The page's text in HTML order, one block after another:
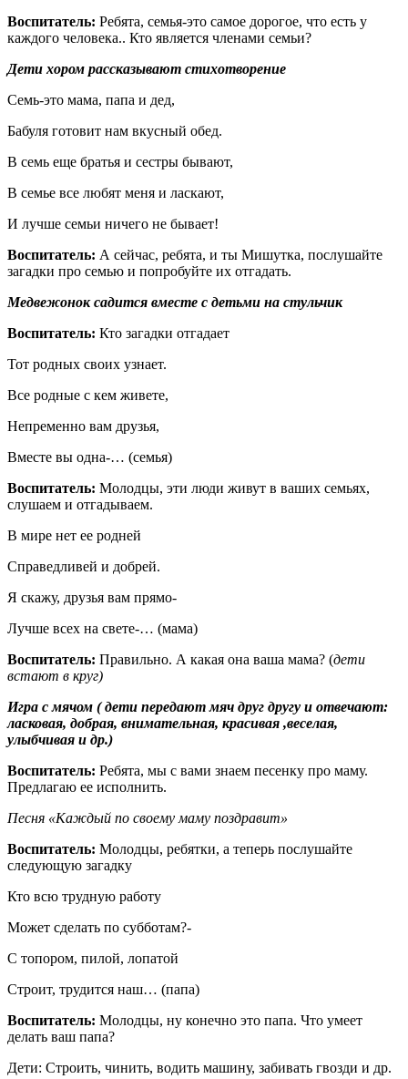
Воспитатель: Ребята, семья-это самое дорогое, что есть у
каждого человека.. Кто является членами семьи?
Дети хором рассказывают стихотворение
Семь-это мама, папа и дед,
Бабуля готовит нам вкусный обед.
В семь еще братья и сестры бывают,
В семье все любят меня и ласкают,
И лучше семьи ничего не бывает!
Воспитатель: А сейчас, ребята, и ты Мишутка, послушайте
загадки про семью и попробуйте их отгадать.
Медвежонок садится вместе с детьми на стульчик
Воспитатель: Кто загадки отгадает
Тот родных своих узнает.
Все родные с кем живете,
Непременно вам друзья,
Вместе вы одна-… (семья)
Воспитатель: Молодцы, эти люди живут в ваших семьях,
слушаем и отгадываем.
В мире нет ее родней
Справедливей и добрей.
Я скажу, друзья вам прямо-
Лучше всех на свете-… (мама)
Воспитатель: Правильно. А какая она ваша мама? (дети
встают в круг)
Игра с мячом ( дети передают мяч друг другу и отвечают:
ласковая, добрая, внимательная, красивая ,веселая,
улыбчивая и др.)
Воспитатель: Ребята, мы с вами знаем песенку про маму.
Предлагаю ее исполнить.
Песня «Каждый по своему маму поздравит»
Воспитатель: Молодцы, ребятки, а теперь послушайте
следующую загадку
Кто всю трудную работу
Может сделать по субботам?-
С топором, пилой, лопатой
Строит, трудится наш… (папа)
Воспитатель: Молодцы, ну конечно это папа. Что умеет
делать ваш папа?
Дети: Строить, чинить, водить машину, забивать гвозди и др.